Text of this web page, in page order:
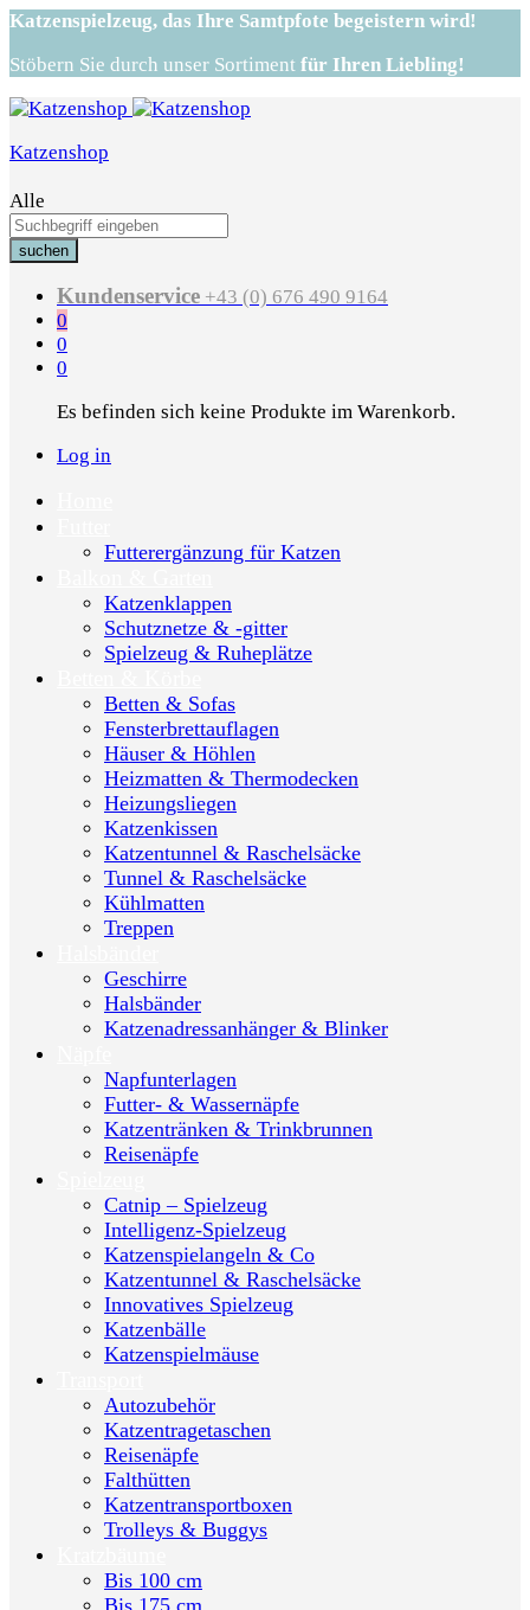
Katzenspielzeug, das Ihre Samtpfote begeistern wird!
Stöbern Sie durch unser Sortiment für Ihren Liebling!
Katzenshop
Alle
suchen
Kundenservice +43 (0) 676 490 9164
0
0
0
Es befinden sich keine Produkte im Warenkorb.
Log in
Futterergänzung für Katzen
Katzenklappen
Schutznetze & -gitter
Spielzeug & Ruheplätze
Betten & Sofas
Fensterbrettauflagen
Häuser & Höhlen
Heizmatten & Thermodecken
Heizungsliegen
Katzenkissen
Katzentunnel & Raschelsäcke
Tunnel & Raschelsäcke
Kühlmatten
Treppen
Geschirre
Halsbänder
Katzenadressanhänger & Blinker
Napfunterlagen
Futter- & Wassernäpfe
Katzentränken & Trinkbrunnen
Reisenäpfe
Catnip – Spielzeug
Intelligenz-Spielzeug
Katzenspielangeln & Co
Katzentunnel & Raschelsäcke
Innovatives Spielzeug
Katzenbälle
Katzenspielmäuse
Autozubehör
Katzentragetaschen
Reisenäpfe
Falthütten
Katzentransportboxen
Trolleys & Buggys
Bis 100 cm